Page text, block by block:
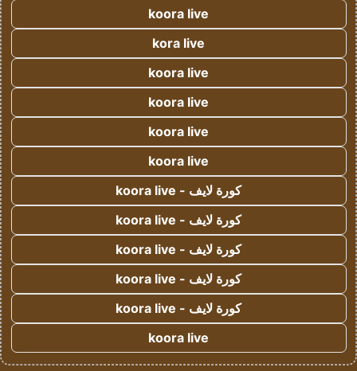
koora live
kora live
koora live
koora live
koora live
koora live
كورة لايف - koora live
كورة لايف - koora live
كورة لايف - koora live
كورة لايف - koora live
كورة لايف - koora live
koora live